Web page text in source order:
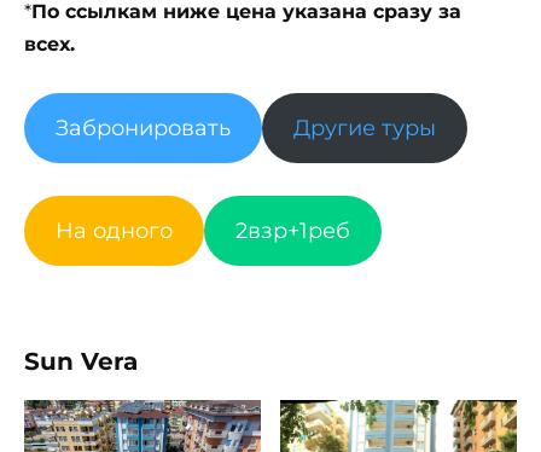
*По ссылкам ниже цена указана сразу за
всех.
Забронировать Другие туры
На одного 2взр+1реб
Sun Vera